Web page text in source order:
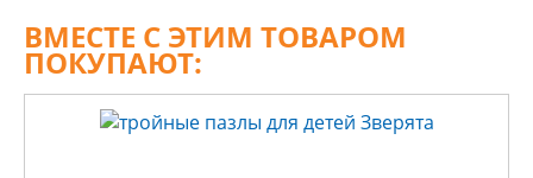
ВМЕСТЕ С ЭТИМ ТОВАРОМ
ПОКУПАЮТ: